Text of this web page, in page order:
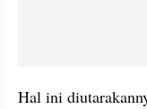
Hal ini